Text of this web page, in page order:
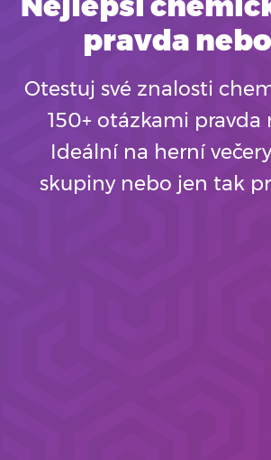
pravda
Otestuj své znalosti
150+ otázkami pravda
Ideální na herní
skupiny nebo jen tak